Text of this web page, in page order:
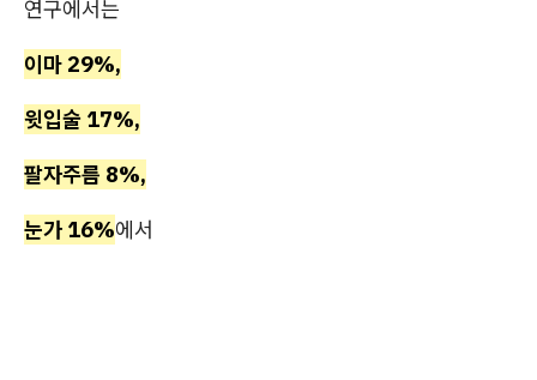
연구에서는
이마 29%,
윗입술 17%,
팔자주름 8%,
눈가 16%에서